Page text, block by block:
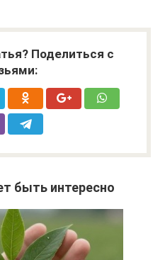
Поделиться с
быть интересно